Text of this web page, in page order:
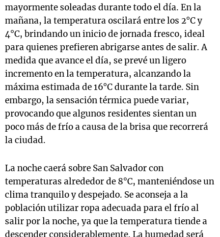
mayormente soleadas durante todo el día. En la
mañana, la temperatura oscilará entre los 2°C y
4°C, brindando un inicio de jornada fresco, ideal
para quienes prefieren abrigarse antes de salir. A
medida que avance el día, se prevé un ligero
incremento en la temperatura, alcanzando la
máxima estimada de 16°C durante la tarde. Sin
embargo, la sensación térmica puede variar,
provocando que algunos residentes sientan un
poco más de frío a causa de la brisa que recorrerá
la ciudad.
La noche caerá sobre San Salvador con
temperaturas alrededor de 8°C, manteniéndose un
clima tranquilo y despejado. Se aconseja a la
población utilizar ropa adecuada para el frío al
salir por la noche, ya que la temperatura tiende a
descender considerablemente. La humedad será